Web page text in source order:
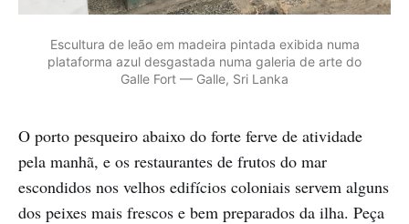
Escultura de leão em madeira pintada exibida numa
plataforma azul desgastada numa galeria de arte do
Galle Fort — Galle, Sri Lanka
O porto pesqueiro abaixo do forte ferve de atividade
pela manhã, e os restaurantes de frutos do mar
escondidos nos velhos edifícios coloniais servem alguns
dos peixes mais frescos e bem preparados da ilha. Peça